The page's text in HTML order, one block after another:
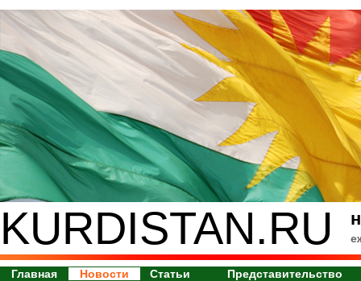
KURDISTAN.RU
Главная Новости Статьи Представительство